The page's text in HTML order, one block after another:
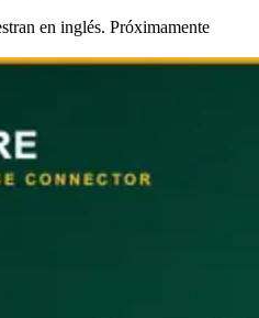
en inglés. Próximamente